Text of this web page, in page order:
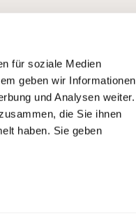
für soziale Medien
geben wir Informationen
und Analysen weiter.
die Sie ihnen
haben. Sie geben
(BFSG).